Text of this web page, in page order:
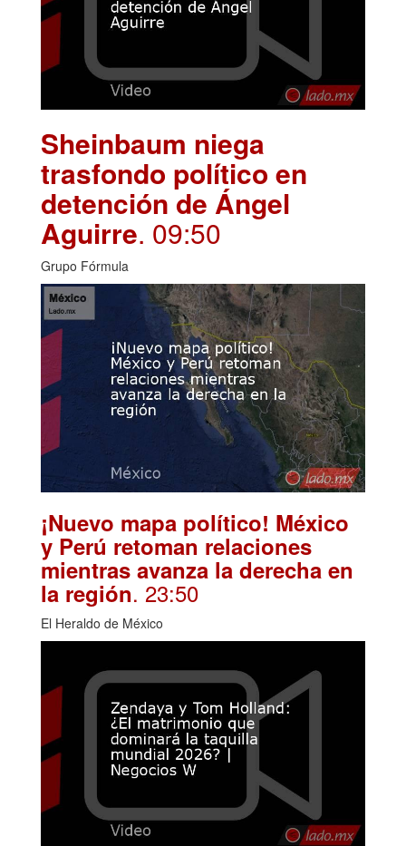
Sheinbaum niega
trasfondo político en
detención de Ángel
Aguirre. 09:50
Grupo Fórmula
¡Nuevo mapa político! México
y Perú retoman relaciones
mientras avanza la derecha en
la región. 23:50
El Heraldo de México